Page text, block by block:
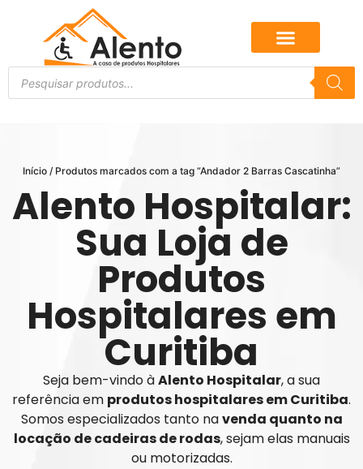
Início / Produtos marcados com a tag “Andador 2 Barras Cascatinha”
Alento Hospitalar:
Sua Loja de
Produtos
Hospitalares em
Curitiba
Seja bem-vindo àAlento Hospitalar, a sua
referência em produtos hospitalares em Curitiba.
Somos especializados tanto navenda quanto na
locação de cadeiras de rodas, sejam elas manuais
ou motorizadas.